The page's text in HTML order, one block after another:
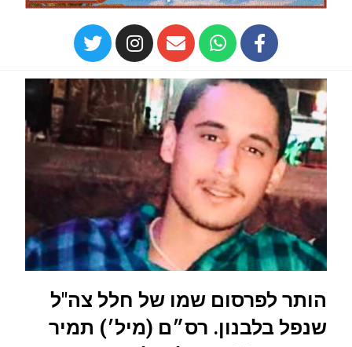
הותר לפרסום שמו של חלל צה"ל
שנפל בלבנון. רס״ם (מיל׳) תמיר